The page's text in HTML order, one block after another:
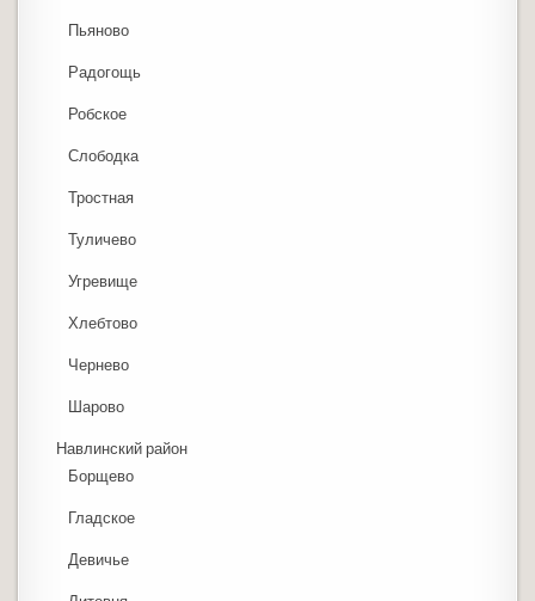
Пьяново
Радогощь
Робское
Слободка
Тростная
Туличево
Угревище
Хлебтово
Чернево
Шарово
Навлинский район
Борщево
Гладское
Девичье